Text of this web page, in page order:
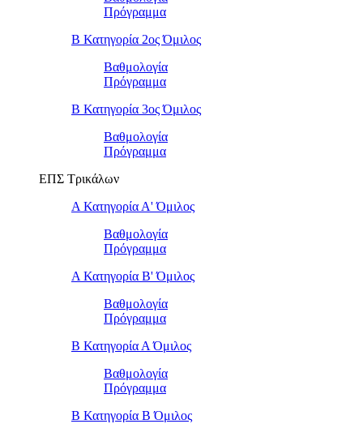
Πρόγραμμα
Β Κατηγορία 2ος Όμιλος
Βαθμολογία
Πρόγραμμα
Β Κατηγορία 3ος Όμιλος
Βαθμολογία
Πρόγραμμα
ΕΠΣ Τρικάλων
Α Κατηγορία Α' Όμιλος
Βαθμολογία
Πρόγραμμα
Α Κατηγορία Β' Όμιλος
Βαθμολογία
Πρόγραμμα
Β Κατηγορία Α Όμιλος
Βαθμολογία
Πρόγραμμα
Β Κατηγορία Β Όμιλος